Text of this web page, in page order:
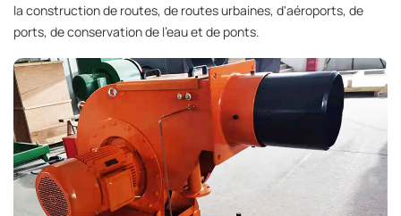
la construction de routes, de routes urbaines, d'aéroports, de
ports, de conservation de l'eau et de ponts.